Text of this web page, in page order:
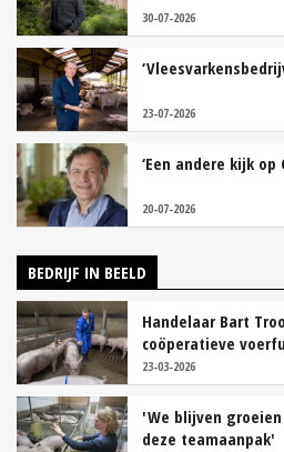
30-07-2026
23-07-2026
‘Een andere kijk op
20-07-2026
BEDRIJF IN BEELD
Handelaar Bart
coöperatieve
23-03-2026
'We blijven
deze teamaanpak'